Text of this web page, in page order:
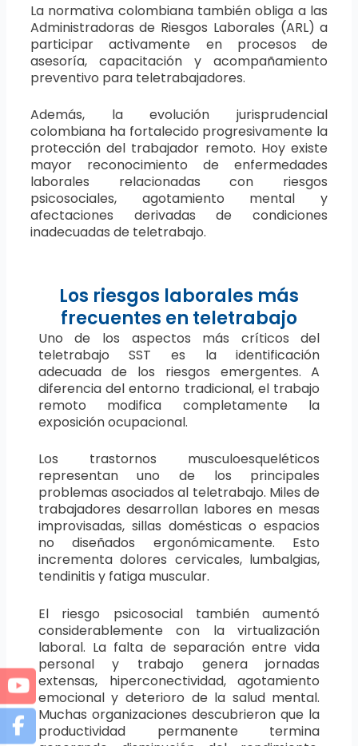
La normativa colombiana también obliga a las
Administradoras de Riesgos Laborales (ARL) a
participar activamente en procesos de
asesoría, capacitación y acompañamiento
preventivo para teletrabajadores.
Además, la evolución jurisprudencial
colombiana ha fortalecido progresivamente la
protección del trabajador remoto. Hoy existe
mayor reconocimiento de enfermedades
laborales relacionadas con riesgos
psicosociales, agotamiento mental y
afectaciones derivadas de condiciones
inadecuadas de teletrabajo.
Los riesgos laborales más
frecuentes en teletrabajo
Uno de los aspectos más críticos del
teletrabajo SST es la identificación
adecuada de los riesgos emergentes. A
diferencia del entorno tradicional, el trabajo
remoto modifica completamente la
exposición ocupacional.
Los trastornos musculoesqueléticos
representan uno de los principales
problemas asociados al teletrabajo. Miles de
trabajadores desarrollan labores en mesas
improvisadas, sillas domésticas o espacios
no diseñados ergonómicamente. Esto
incrementa dolores cervicales, lumbalgias,
tendinitis y fatiga muscular.
El riesgo psicosocial también aumentó
considerablemente con la virtualización
laboral. La falta de separación entre vida
personal y trabajo genera jornadas
extensas, hiperconectividad, agotamiento
emocional y deterioro de la salud mental.
Muchas organizaciones descubrieron que la
productividad permanente termina